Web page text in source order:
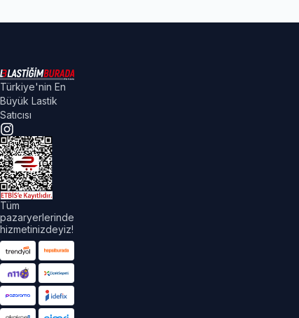
Türkiye'nin En
Büyük Lastik
Satıcısı
Tüm
pazaryerlerinde
hizmetinizdeyiz!